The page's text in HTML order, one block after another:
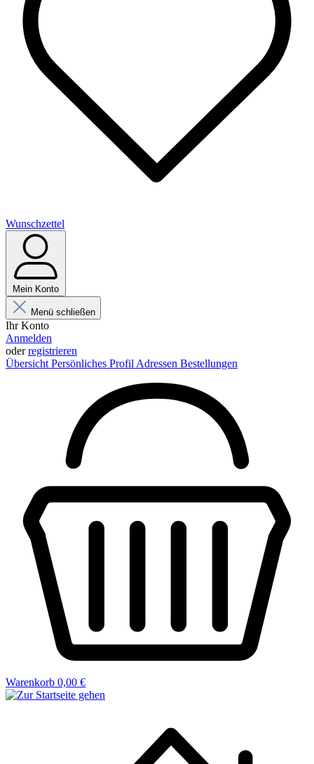
Wunschzettel
Mein Konto
Menü schließen
Ihr Konto
Anmelden
oderregistrieren
Übersicht Persönliches Profil Adressen Bestellungen
Warenkorb 0,00 €